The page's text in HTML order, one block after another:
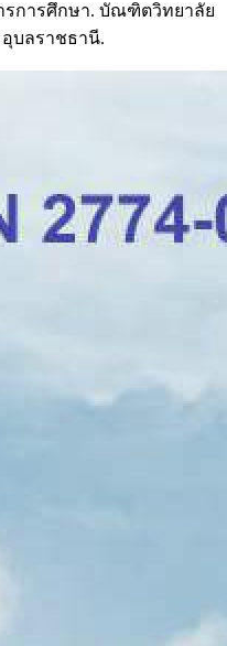
การศึกษา. บัณฑิตวิทยาลัย
บลราชธานี.